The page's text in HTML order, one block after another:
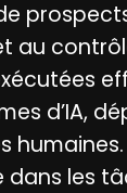
au
d’IA,
les